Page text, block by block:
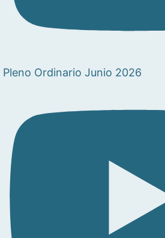
Pleno Ordinario Junio 2026